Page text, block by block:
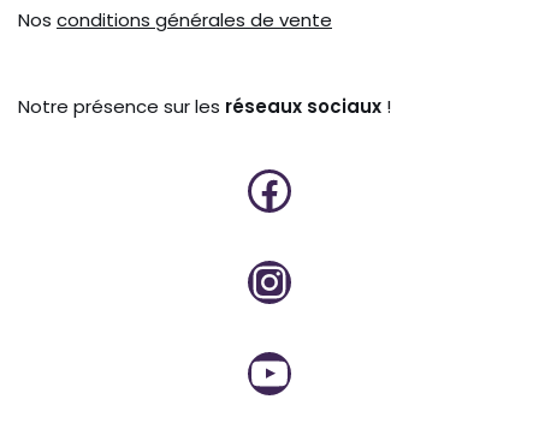
Nos conditions générales de vente
Notre présence sur les réseaux sociaux !